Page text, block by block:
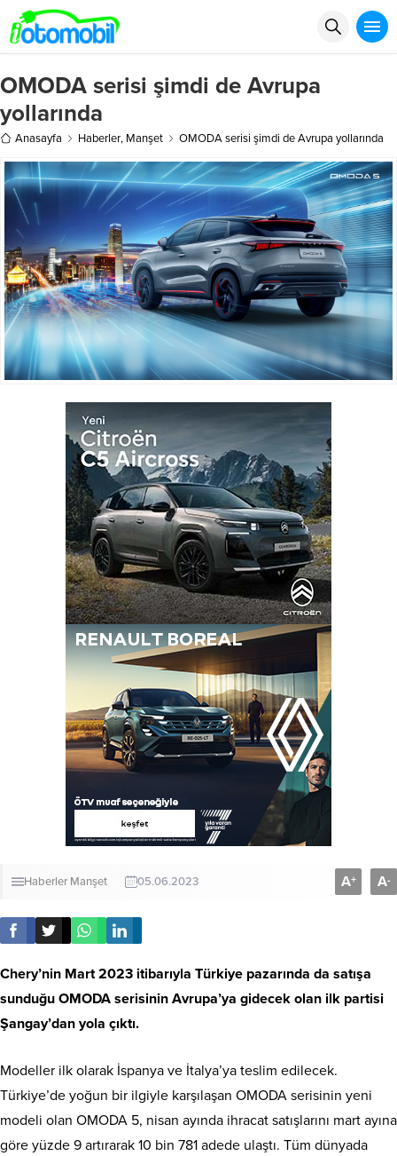
OMODA serisi şimdi de Avrupa
yollarında
Anasayfa Haberler, Manşet OMODA serisi şimdi de Avrupa yollarında
Haberler Manşet 05.06.2023 A+ A-
Chery’nin Mart 2023 itibarıyla Türkiye pazarında da satışa
sunduğu OMODA serisinin Avrupa’ya gidecek olan ilk partisi
Şangay’dan yola çıktı.
Modeller ilk olarak İspanya ve İtalya’ya teslim edilecek.
Türkiye’de yoğun bir ilgiyle karşılaşan OMODA serisinin yeni
modeli olan OMODA 5, nisan ayında ihracat satışlarını mart ayına
göre yüzde 9 artırarak 10 bin 781 adede ulaştı. Tüm dünyada